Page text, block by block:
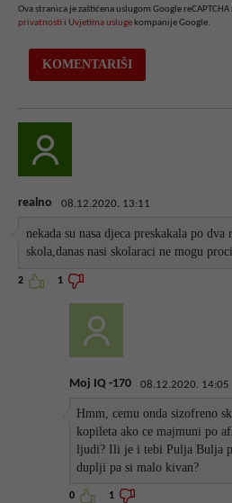
Ova stranica je zaštićena uslugom Google
privatnosti i Uvjetima usluge kompanije Google.
realno 08.12.2020. 13:11
nekada su nasa djeca preskakala po
skola,danas nasi skolaraci ne mogu
2 1
Moj IQ -170 08.12.2020. 14:05
Hmm, cemu onda sizofreno
kopileta ako ce majmuni po
ljudi? Ili je i tebi Pulja Bulja
duplji pa si malo kivan?
0 1